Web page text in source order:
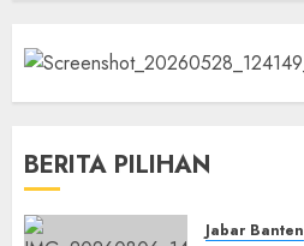
BERITA PILIHAN
Jabar Banten